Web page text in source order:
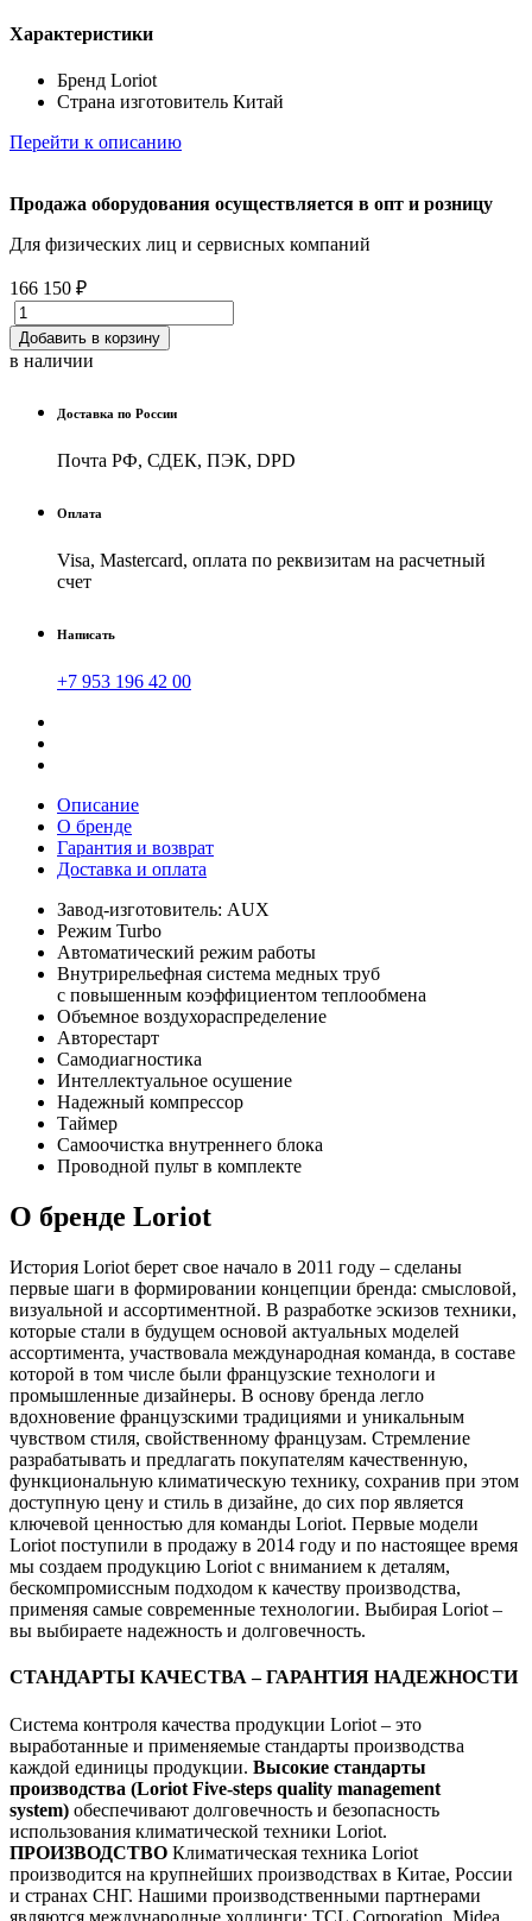
Характеристики
Бренд Loriot
Страна изготовитель Китай
Перейти к описанию
Продажа оборудования осуществляется в опт и розницу
Для физических лиц и cервисных компаний
166 150 ₽
Добавить в корзину
в наличии
Доставка по России
Почта РФ, СДЕК, ПЭК, DPD
Оплата
Visa, Mastercard, оплата по реквизитам на расчетный
счет
Написать
+7 953 196 42 00
Описание
О бренде
Гарантия и возврат
Доставка и оплата
Завод-изготовитель: AUX
Режим Turbo
Автоматический режим работы
Внутрирельефная система медных труб
с повышенным коэффициентом теплообмена
Объемное воздухораспределение
Авторестарт
Самодиагностика
Интеллектуальное осушение
Надежный компрессор
Таймер
Самоочистка внутреннего блока
Проводной пульт в комплекте
О бренде Loriot
История Loriot берет свое начало в 2011 году – сделаны
первые шаги в формировании концепции бренда: смысловой,
визуальной и ассортиментной. В разработке эскизов техники,
которые стали в будущем основой актуальных моделей
ассортимента, участвовала международная команда, в составе
которой в том числе были французские технологи и
промышленные дизайнеры. В основу бренда легло
вдохновение французскими традициями и уникальным
чувством стиля, свойственному французам. Стремление
разрабатывать и предлагать покупателям качественную,
функциональную климатическую технику, сохранив при этом
доступную цену и стиль в дизайне, до сих пор является
ключевой ценностью для команды Loriot. Первые модели
Loriot поступили в продажу в 2014 году и по настоящее время
мы создаем продукцию Loriot с вниманием к деталям,
бескомпромиссным подходом к качеству производства,
применяя самые современные технологии. Выбирая Loriot –
вы выбираете надежность и долговечность.
СТАНДАРТЫ КАЧЕСТВА – ГАРАНТИЯ НАДЕЖНОСТИ
Система контроля качества продукции Loriot – это
выработанные и применяемые стандарты производства
каждой единицы продукции. Высокие стандарты
производства (Loriot Five-steps quality management
system) обеспечивают долговечность и безопасность
использования климатической техники Loriot.
ПРОИЗВОДСТВО Климатическая техника Loriot
производится на крупнейших производствах в Китае, России
и странах СНГ. Нашими производственными партнерами
являются международные холдинги: TCL Corporation, Midea